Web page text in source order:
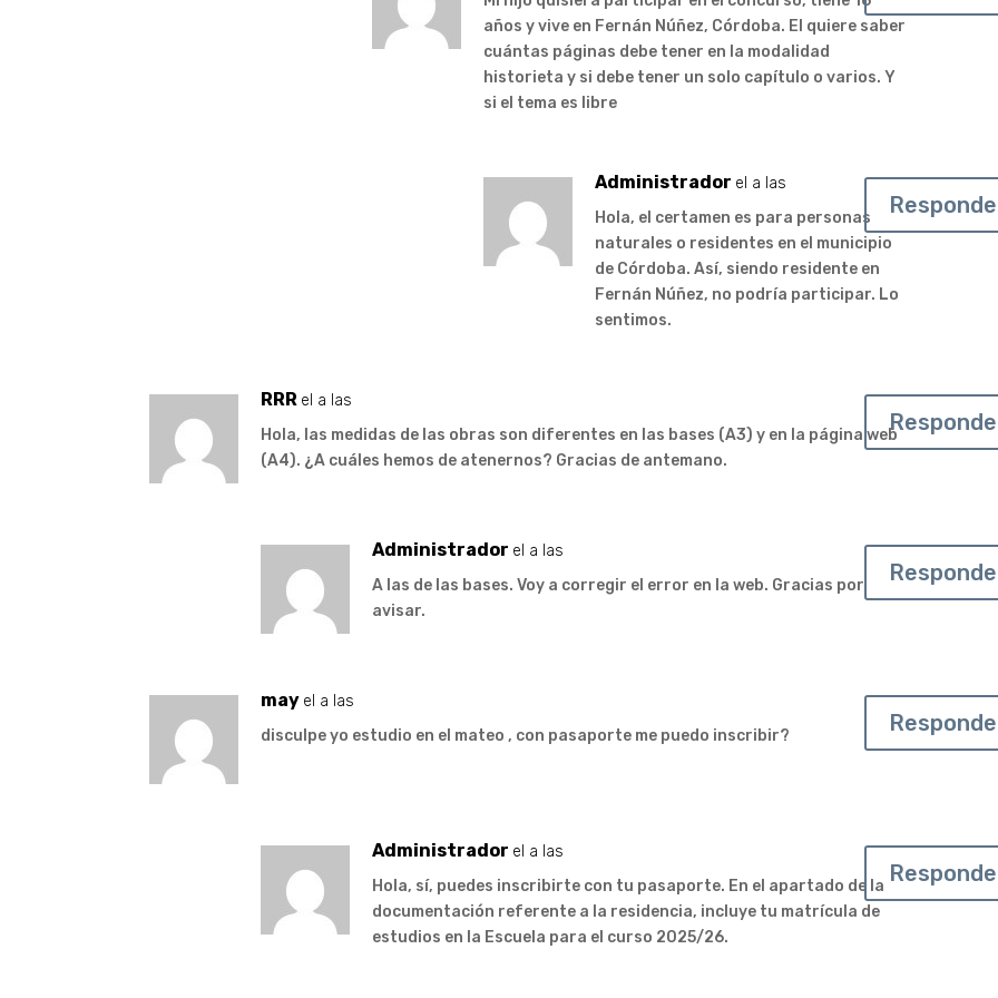
años y vive en Fernán Núñez, Córdoba. El quiere saber
cuántas páginas debe tener en la modalidad
historieta y si debe tener un solo capítulo o varios. Y
si el tema es libre
Administrador el a las
Hola, el certamen es para personas
naturales o residentes en el municipio
de Córdoba. Así, siendo residente en
Fernán Núñez, no podría participar. Lo
sentimos.
RRR el a las
Hola, las medidas de las obras son diferentes en las bases (A3) y en la página web
(A4). ¿A cuáles hemos de atenernos? Gracias de antemano.
Administrador el a las
A las de las bases. Voy a corregir el error en la web. Gracias por
avisar.
may el a las
disculpe yo estudio en el mateo , con pasaporte me puedo inscribir?
Administrador el a las
Hola, sí, puedes inscribirte con tu pasaporte. En el apartado de la
documentación referente a la residencia, incluye tu matrícula de
estudios en la Escuela para el curso 2025/26.